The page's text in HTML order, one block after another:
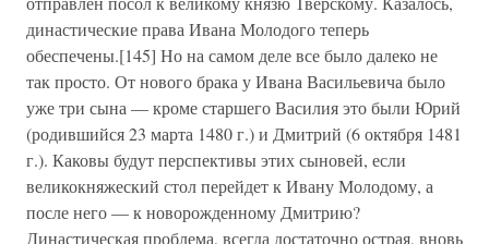
династические права Ивана Молодого теперь
обеспечены.[145] Но на самом деле все было далеко не
так просто. От нового брака у Ивана Васильевича было
уже три сына — кроме старшего Василия это были Юрий
(родившийся 23 марта 1480 г.) и Дмитрий (6 октября 1481
г.). Каковы будут перспективы этих сыновей, если
великокняжеский стол перейдет к Ивану Молодому, а
после него — к новорожденному Дмитрию?
Династическая проблема, всегда достаточно острая, вновь